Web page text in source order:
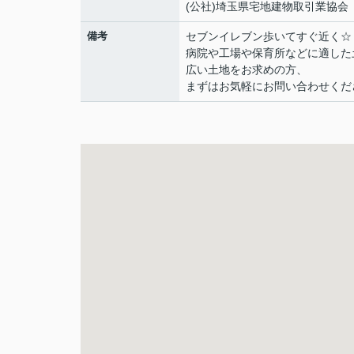
(公社)埼玉県宅地建物取引業協会
備考
セブンイレブン歩いてすぐ近く☆
病院や工場や保育所などに適した
広い土地をお求めの方、
まずはお気軽にお問い合わせくだ